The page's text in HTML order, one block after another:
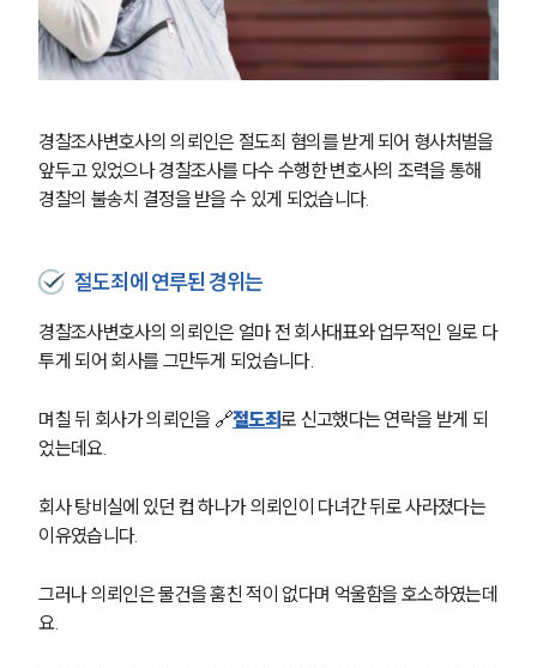
경찰조사변호사의 의뢰인은 절도죄 혐의를 받게 되어 형사처벌을
앞두고 있었으나 경찰조사를 다수 수행한 변호사의 조력을 통해
경찰의 불송치 결정을 받을 수 있게 되었습니다.
절도죄에 연루된 경위는
경찰조사변호사의 의뢰인은 얼마 전 회사대표와 업무적인 일로 다
투게 되어 회사를 그만두게 되었습니다.
며칠 뒤 회사가 의뢰인을 🔗절도죄로 신고했다는 연락을 받게 되
었는데요.
회사 탕비실에 있던 컵 하나가 의뢰인이 다녀간 뒤로 사라졌다는
이유였습니다.
그러나 의뢰인은 물건을 훔친 적이 없다며 억울함을 호소하였는데
요.